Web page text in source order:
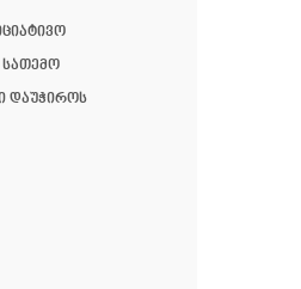
სათემო
დაუჭიროს